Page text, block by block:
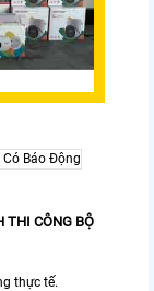
THI CÔNG BỘ
thực tế.